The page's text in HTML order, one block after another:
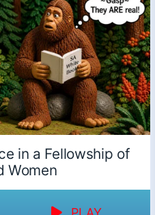
in a Fellowship of
Women